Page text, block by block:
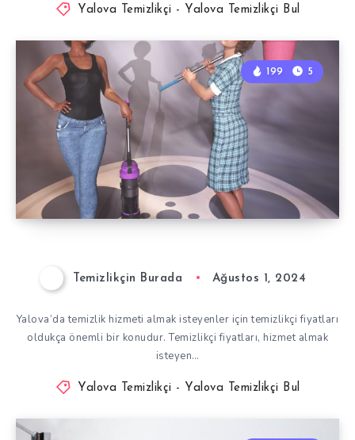
Yalova Temizlikçi - Yalova Temizlikçi Bul
199 5
Temizlikçin Burada Ağustos 1, 2024
Yalova’da temizlik hizmeti almak isteyenler için temizlikçi fiyatları
oldukça önemli bir konudur. Temizlikçi fiyatları, hizmet almak
isteyen…
Yalova Temizlikçi - Yalova Temizlikçi Bul